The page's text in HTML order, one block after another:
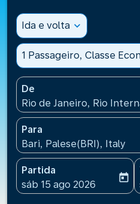
Ida e volta expand_more
1 Passageiro, Classe
De
Rio de Janeiro, Rio
Para
Bari, Palese(BRI), Italy
Partida
fc-booking-departure-
sáb 15 ago 2026
today